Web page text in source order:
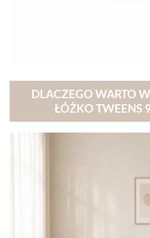
DLACZEGO WARTO
ŁÓŻKO TWEENS